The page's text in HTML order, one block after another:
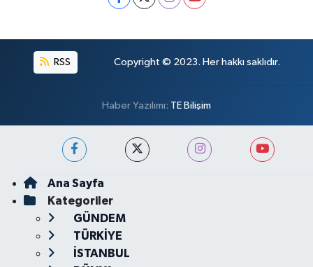
RSS Copyright © 2023. Her hakkı saklıdır.
Haber Yazılımı: TE Bilişim
Ana Sayfa
Kategoriler
GÜNDEM
TÜRKİYE
İSTANBUL